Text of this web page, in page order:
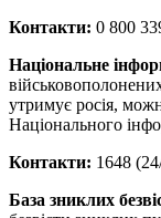
Контакти: 0 800
Національне
утримує росія,
Національного
Контакти: 1648
База зниклих